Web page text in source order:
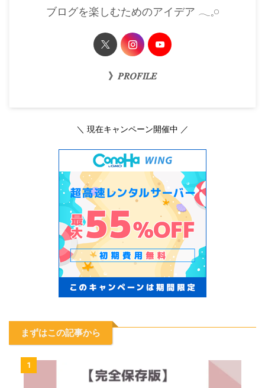
ブログを楽しむためのアイデア 𓂃𓈒𓏸
》𝑃𝑅𝑂𝐹𝐼𝐿𝐸
＼ 現在キャンペーン開催中 ／
まずはこの記事から
1